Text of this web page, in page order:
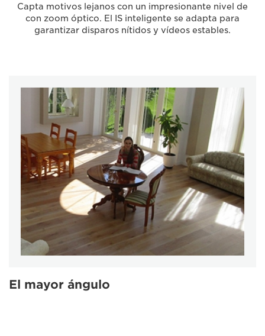
Capta motivos lejanos con un impresionante nivel de
con zoom óptico. El IS inteligente se adapta para
garantizar disparos nítidos y vídeos estables.
El mayor ángulo